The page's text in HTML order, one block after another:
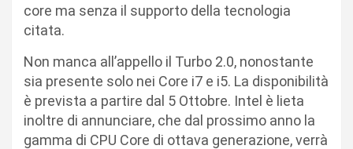
core ma senza il supporto della tecnologia
citata.
Non manca all’appello il Turbo 2.0, nonostante
sia presente solo nei Core i7 e i5. La disponibilità
è prevista a partire dal 5 Ottobre. Intel è lieta
inoltre di annunciare, che dal prossimo anno la
gamma di CPU Core di ottava generazione, verrà